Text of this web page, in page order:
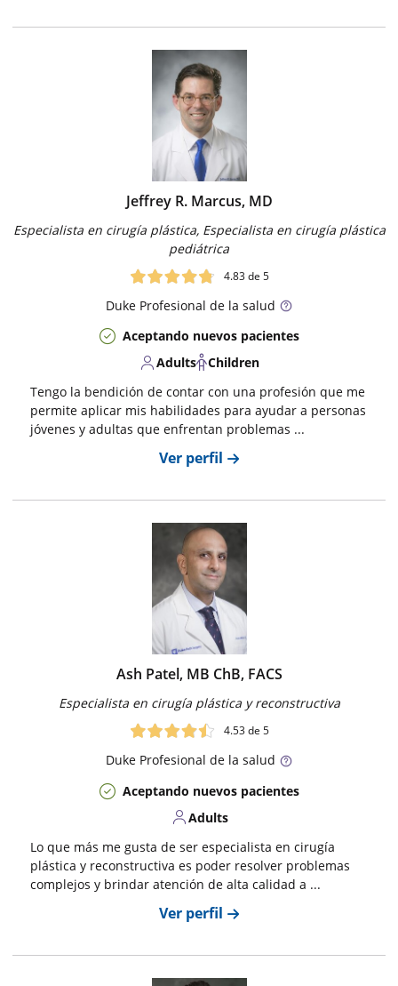
Jeffrey R. Marcus, MD
Especialista en cirugía plástica, Especialista en cirugía plástica
pediátrica
4.83de 5
Duke Profesional de la salud
Aceptando nuevos pacientes
Adults
Children
Tengo la bendición de contar con una profesión que me
permite aplicar mis habilidades para ayudar a personas
jóvenes y adultas que enfrentan problemas ...
Ver perfil
Ash Patel, MB ChB, FACS
Especialista en cirugía plástica y reconstructiva
4.53de 5
Duke Profesional de la salud
Aceptando nuevos pacientes
Adults
Lo que más me gusta de ser especialista en cirugía
plástica y reconstructiva es poder resolver problemas
complejos y brindar atención de alta calidad a ...
Ver perfil